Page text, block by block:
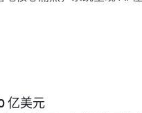
亿美元